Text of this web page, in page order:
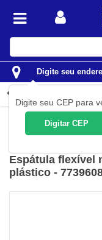
Digite seu
Digite seu CEP para
Digitar CEP
Construção Civil
Espátula flexível
plástico -